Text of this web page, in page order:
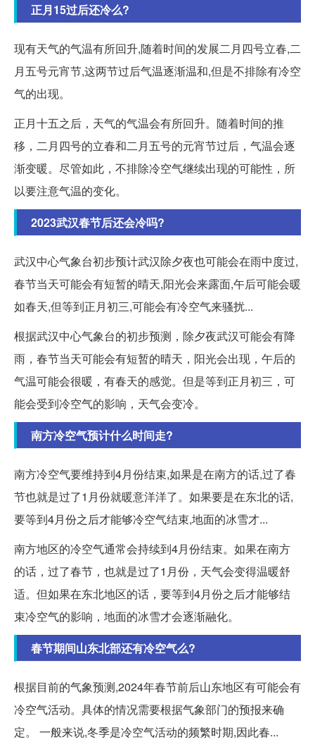
正月15过后还冷么?
现有天气的气温有所回升,随着时间的发展二月四号立春,二
月五号元宵节,这两节过后气温逐渐温和,但是不排除有冷空
气的出现。
正月十五之后，天气的气温会有所回升。随着时间的推
移，二月四号的立春和二月五号的元宵节过后，气温会逐
渐变暖。尽管如此，不排除冷空气继续出现的可能性，所
以要注意气温的变化。
2023武汉春节后还会冷吗?
武汉中心气象台初步预计武汉除夕夜也可能会在雨中度过,
春节当天可能会有短暂的晴天,阳光会来露面,午后可能会暖
如春天,但等到正月初三,可能会有冷空气来骚扰...
根据武汉中心气象台的初步预测，除夕夜武汉可能会有降
雨，春节当天可能会有短暂的晴天，阳光会出现，午后的
气温可能会很暖，有春天的感觉。但是等到正月初三，可
能会受到冷空气的影响，天气会变冷。
南方冷空气预计什么时间走?
南方冷空气要维持到4月份结束,如果是在南方的话,过了春
节也就是过了1月份就暖意洋洋了。如果要是在东北的话,
要等到4月份之后才能够冷空气结束,地面的冰雪才...
南方地区的冷空气通常会持续到4月份结束。如果在南方
的话，过了春节，也就是过了1月份，天气会变得温暖舒
适。但如果在东北地区的话，要等到4月份之后才能够结
束冷空气的影响，地面的冰雪才会逐渐融化。
春节期间山东北部还有冷空气么?
根据目前的气象预测,2024年春节前后山东地区有可能会有
冷空气活动。具体的情况需要根据气象部门的预报来确
定。 一般来说,冬季是冷空气活动的频繁时期,因此春...